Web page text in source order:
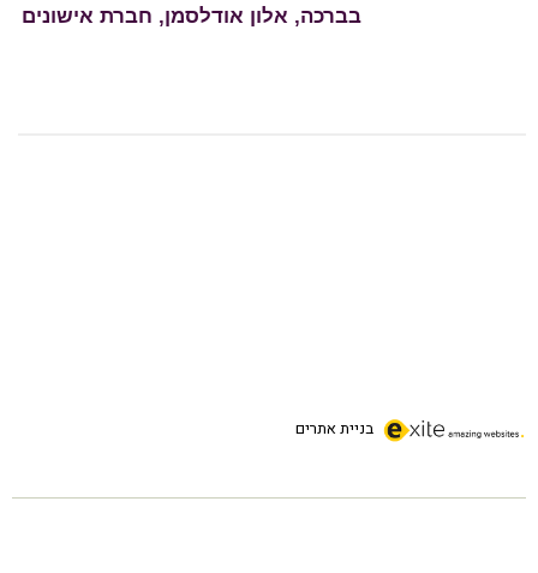
בניית אתרים